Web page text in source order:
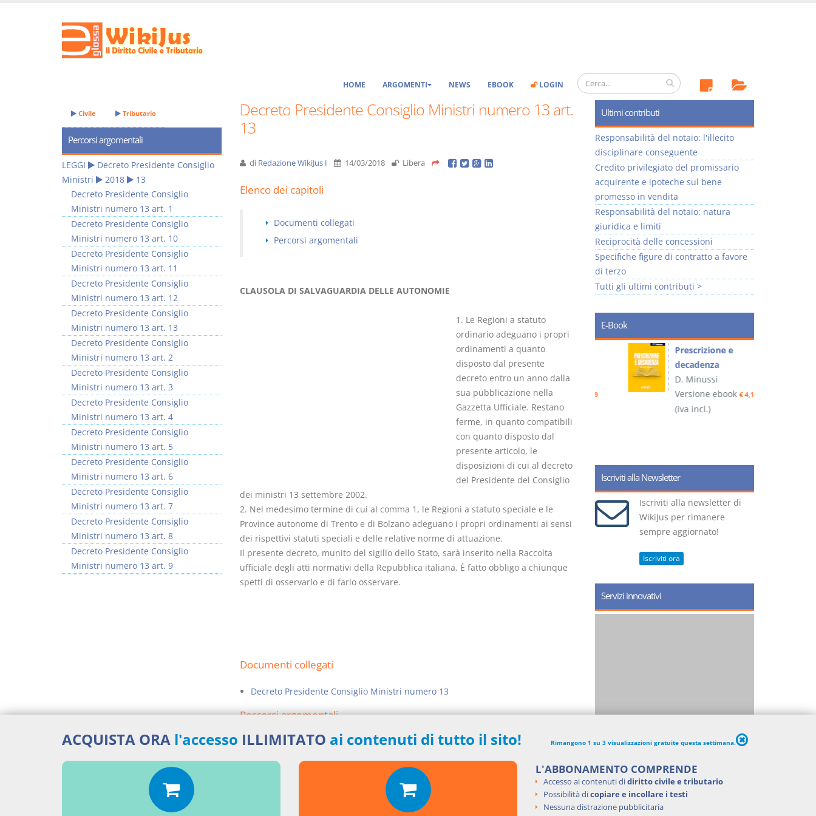
HOME ARGOMENTI NEWS EBOOK LOGIN
Decreto Presidente Consiglio Ministri numero 13 art.
13
di Redazione WikiJus I 14/03/2018 Libera
Elenco dei capitoli
Documenti collegati
Percorsi argomentali
CLAUSOLA DI SALVAGUARDIA DELLE AUTONOMIE
1. Le Regioni a statuto
ordinario adeguano i propri
ordinamenti a quanto
disposto dal presente
decreto entro un anno dalla
sua pubblicazione nella
Gazzetta Ufficiale. Restano
ferme, in quanto compatibili
con quanto disposto dal
presente articolo, le
disposizioni di cui al decreto
del Presidente del Consiglio
dei ministri 13 settembre 2002.
2. Nel medesimo termine di cui al comma 1, le Regioni a statuto speciale e le
Province autonome di Trento e di Bolzano adeguano i propri ordinamenti ai sensi
dei rispettivi statuti speciali e delle relative norme di attuazione.
Il presente decreto, munito del sigillo dello Stato, sarà inserito nella Raccolta
ufficiale degli atti normativi della Repubblica italiana. È fatto obbligo a chiunque
spetti di osservarlo e di farlo osservare.
Documenti collegati
Decreto Presidente Consiglio Ministri numero 13
Percorsi argomentali
LEGGI Decreto Presidente Consiglio Ministri 2018
Aggiungi un commento
Civile Tributario
Percorsi argomentali
LEGGI
Decreto Presidente Consiglio
Ministri
2018
13
Decreto Presidente Consiglio
Ministri numero 13 art. 1
Decreto Presidente Consiglio
Ministri numero 13 art. 10
Decreto Presidente Consiglio
Ministri numero 13 art. 11
Decreto Presidente Consiglio
Ministri numero 13 art. 12
Decreto Presidente Consiglio
Ministri numero 13 art. 13
Decreto Presidente Consiglio
Ministri numero 13 art. 2
Decreto Presidente Consiglio
Ministri numero 13 art. 3
Decreto Presidente Consiglio
Ministri numero 13 art. 4
Decreto Presidente Consiglio
Ministri numero 13 art. 5
Decreto Presidente Consiglio
Ministri numero 13 art. 6
Decreto Presidente Consiglio
Ministri numero 13 art. 7
Decreto Presidente Consiglio
Ministri numero 13 art. 8
Decreto Presidente Consiglio
Ministri numero 13 art. 9
Ultimi contributi
Responsabilità del notaio: l'illecito
disciplinare conseguente
Credito privilegiato del promissario
acquirente e ipoteche sul bene
promesso in vendita
Responsabilità del notaio: natura
giuridica e limiti
Reciprocità delle concessioni
Specifiche figure di contratto a favore
di terzo
Tutti gli ultimi contributi >
E-Book
Usufrutto Uso e
Abitazione
D. Minussi
Versione ebook
(iva incl.)
Prescrizione e
decadenza
D. Minussi
Versione ebook€ 4,19
(iva incl.)
Iscriviti alla Newsletter
Iscriviti alla newsletter di
WikiJus per rimanere
sempre aggiornato!
Iscriviti ora
Servizi innovativi
ACQUISTA ORA l'accesso ILLIMITATO ai contenuti di tutto il sito! Rimangono 1 su 3 visualizzazioni gratuite questa settimana.
L'ABBONAMENTO COMPRENDE
Accesso ai contenuti didiritto civile e tributario
Possibilità dicopiare e incollare i testi
Nessuna distrazione pubblicitaria